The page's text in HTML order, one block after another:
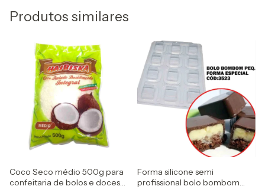
Produtos similares
Coco Seco médio 500g para
confeitaria de bolos e doces
Forma silicone semi
profissional bolo bombom